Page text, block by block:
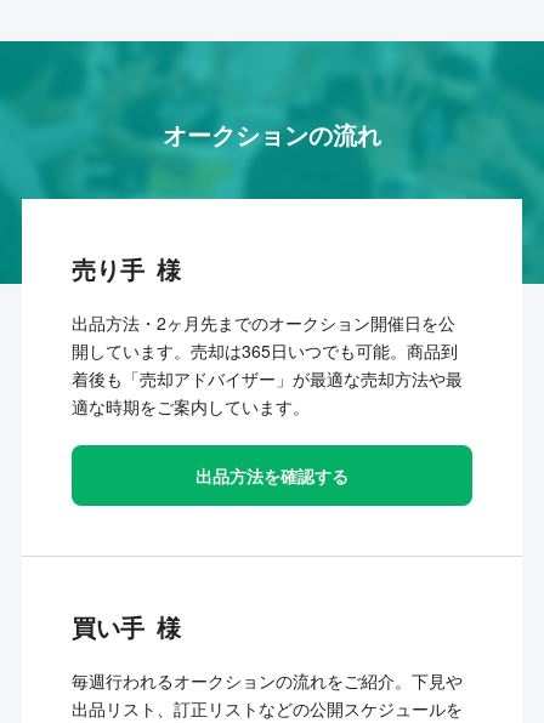
オークションの流れ
売り手
出品方法・2ヶ月先までのオークション開催日を公
開しています。売却は365日いつでも可能。商品到
着後も「売却アドバイザー」が最適な売却方法や最
適な時期をご案内しています。
出品方法を確認する
買い手
毎週行われるオークションの流れをご紹介。下見や
出品リスト、訂正リストなどの公開スケジュールを